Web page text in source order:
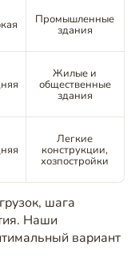
Промышленные
здания
Жилые и
общественные
здания
Легкие
конструкции,
хозпостройки
шага
Наши
вариант